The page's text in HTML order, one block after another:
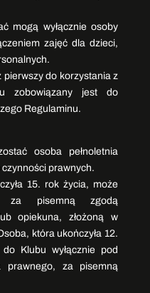
mogą wyłącznie osoby
zajęć dla dzieci,
do korzystania z
zobowiązany jest do
Regulaminu.
osoba pełnoletnia
czynności prawnych.
15. rok życia, może
za pisemną zgodą
opiekuna, złożoną w
która ukończyła 12.
Klubu wyłącznie pod
prawnego, za pisemną